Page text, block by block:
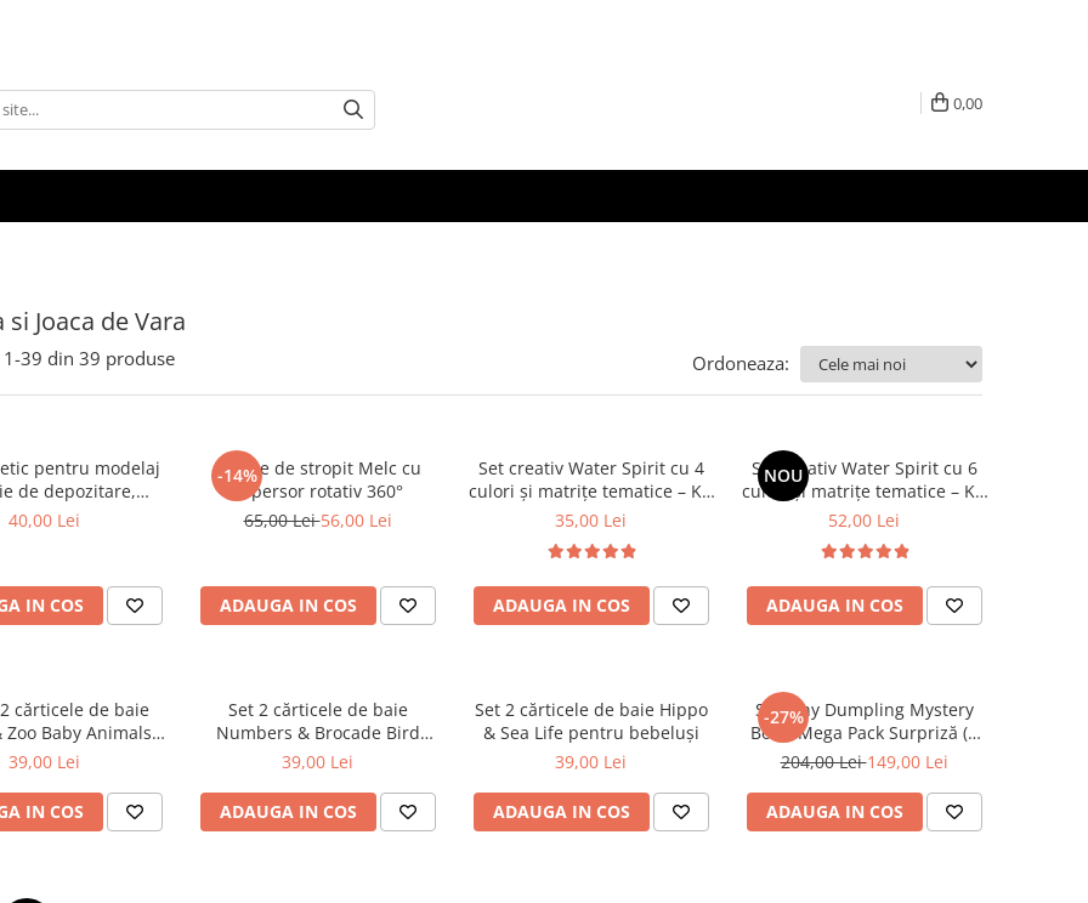
0,00
si Joaca de Vara
1-39 din 39 produse Ordoneaza:
pentru modelaj
de depozitare,
culori
40,00 Lei
IN COS
-14%
Jucărie de stropit Melc cu
aspersor rotativ 360°
65,00 Lei56,00 Lei
ADAUGA IN COS
Set creativ Water Spirit cu 4
culori și matrițe tematice – Kit
pentru figurine gelatinoase
35,00 Lei
ADAUGA IN COS
NOU
Set creativ Water Spirit cu 6
culori și matrițe tematice – Kit
pentru figurine gelatinoase
52,00 Lei
ADAUGA IN COS
cărticele de baie
Zoo Baby Animals
bebeluși
39,00 Lei
IN COS
Set 2 cărticele de baie
Numbers & Brocade Bird
pentru bebeluși
39,00 Lei
ADAUGA IN COS
Set 2 cărticele de baie Hippo
& Sea Life pentru bebeluși
39,00 Lei
ADAUGA IN COS
-27%
Squishy Dumpling Mystery
Box – Mega Pack Surpriză (6
buc)
204,00 Lei149,00 Lei
ADAUGA IN COS